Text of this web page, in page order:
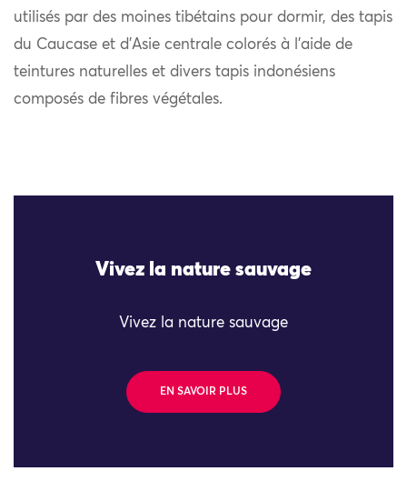
utilisés par des moines tibétains pour dormir, des tapis
du Caucase et d’Asie centrale colorés à l’aide de
teintures naturelles et divers tapis indonésiens
composés de fibres végétales.
Vivez la nature sauvage
Vivez la nature sauvage
EN SAVOIR PLUS